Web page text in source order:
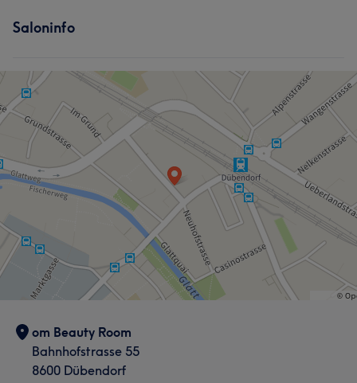
Saloninfo
om Beauty Room
Bahnhofstrasse 55
8600 Dübendorf